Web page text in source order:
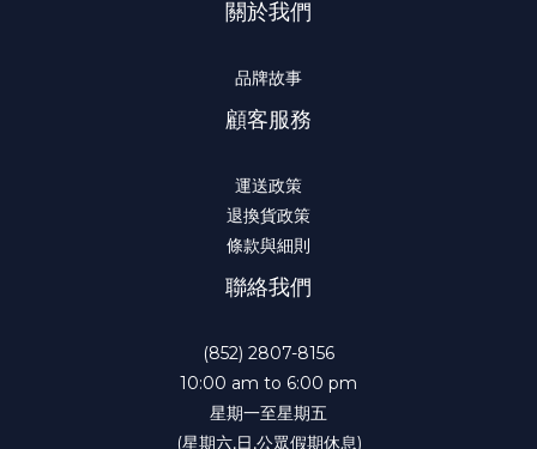
關於我們
品牌故事
顧客服務
運送政策
退換貨政策
條款與細則
聯絡我們
(852) 2807-8156
10:00 am to 6:00 pm
星期一至星期五
(星期六,日,公眾假期休息)